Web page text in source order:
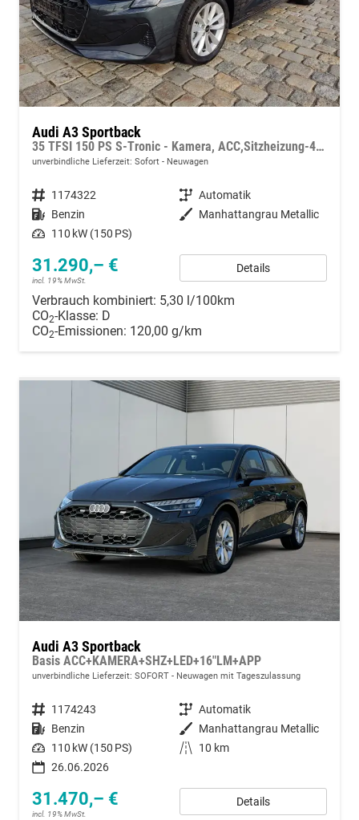
Audi A3 Sportback
35 TFSI 150 PS S-Tronic - Kamera, ACC,Sitzheizung-4 Jahre Garantie-Sofort
unverbindliche Lieferzeit: Sofort Neuwagen
Fahrzeugnummer 1174322 Getriebe Automatik
Kraftstoff Benzin Außenfarbe Manhattangrau Metallic
Leistung 110 kW (150 PS)
31.290,– €
incl. 19% MwSt.
Details
Verbrauch kombiniert: 5,30 l/100km
CO2-Klasse: D
CO2-Emissionen: 120,00 g/km
Audi A3 Sportback
Basis ACC+KAMERA+SHZ+LED+16"LM+APP
unverbindliche Lieferzeit: SOFORT Neuwagen mit Tageszulassung
Fahrzeugnummer 1174243 Getriebe Automatik
Kraftstoff Benzin Außenfarbe Manhattangrau Metallic
Leistung 110 kW (150 PS) Kilometerstand
10 km
26.06.2026
31.470,– €
incl. 19% MwSt.
Details